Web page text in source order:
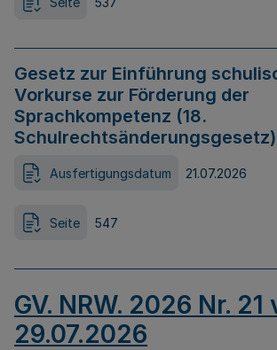
Gesetz zur Einführung
Vorkurse zur Förderung der
Sprachkompetenz (18.
Schulrechtsänderungsgesetz)
Ausfertigungsdatum 21.07.2026
Seite 547
GV. NRW. 2026 Nr. 21
29.07.2026